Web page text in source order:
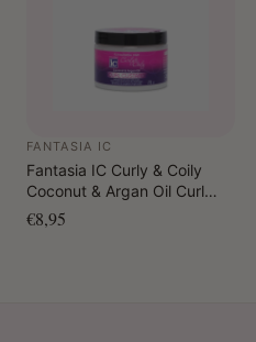
FANTASIA IC
Fantasia IC Curly & Coily
Coconut & Argan Oil Curl
Custard 340 gr.
€8,95